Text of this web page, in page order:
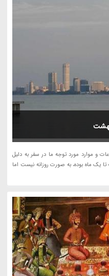
و موارد مورد توجه ما در سفر به دلیل
یک ماه بوده، به صورت روزانه نیست اما